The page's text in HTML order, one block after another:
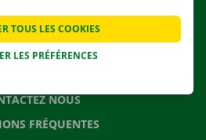
DE DÉMÉNAGEMENT
NOUS
FRÉQUENTES
LES PRÉFÉRENCES
TOUS LES COOKIES